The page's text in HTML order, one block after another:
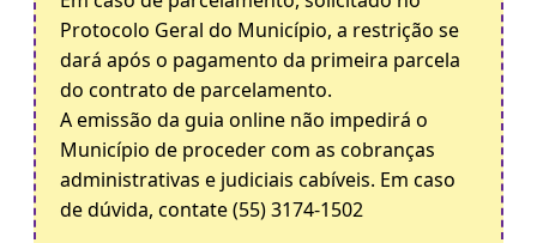
Protocolo Geral do Município, a restrição se
dará após o pagamento da primeira parcela
do contrato de parcelamento.
A emissão da guia online não impedirá o
Município de proceder com as cobranças
administrativas e judiciais cabíveis. Em caso
de dúvida, contate (55) 3174-1502